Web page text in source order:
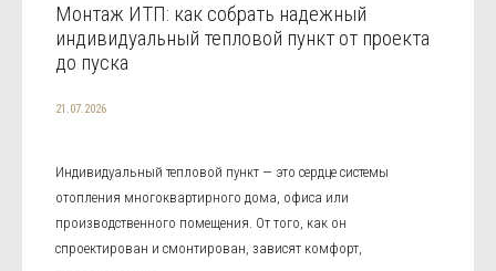
Монтаж ИТП: как собрать надежный
индивидуальный тепловой пункт от проекта
до пуска
21.07.2026
Индивидуальный тепловой пункт — это сердце системы
отопления многоквартирного дома, офиса или
производственного помещения. От того, как он
спроектирован и смонтирован, зависят комфорт,